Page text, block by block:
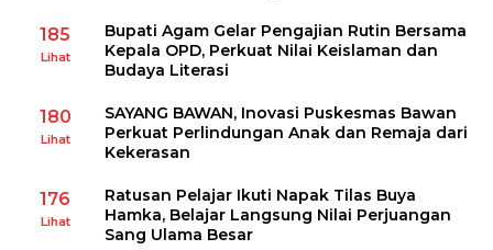
185
Lihat
Bupati Agam Gelar Pengajian Rutin Bersama
Kepala OPD, Perkuat Nilai Keislaman dan
Budaya Literasi
180
Lihat
SAYANG BAWAN, Inovasi Puskesmas Bawan
Perkuat Perlindungan Anak dan Remaja dari
Kekerasan
176
Lihat
Ratusan Pelajar Ikuti Napak Tilas Buya
Hamka, Belajar Langsung Nilai Perjuangan
Sang Ulama Besar